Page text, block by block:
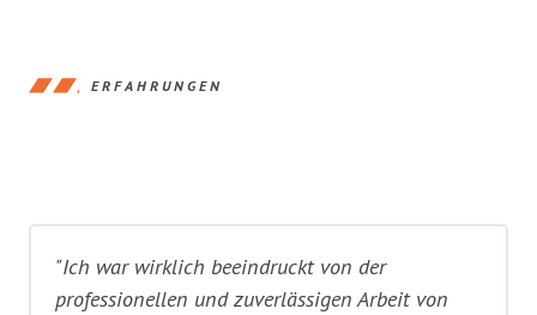
ERFAHRUNGEN
"Ich war wirklich beeindruckt von der
professionellen und zuverlässigen Arbeit von